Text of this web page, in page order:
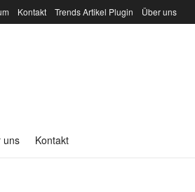
Kontakt Trends Artikel Plugin Über uns
uns Kontakt